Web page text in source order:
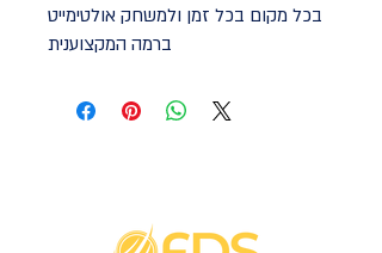
בכל מקום בכל זמן ולמשחק אולטימייט
ברמה המקצוענית